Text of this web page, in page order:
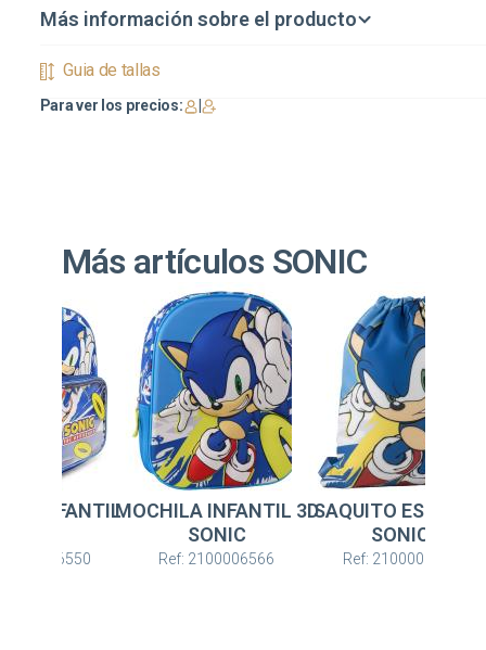
Más información sobre el producto
Guia de tallas
Para ver los precios:
Más artículos SONIC
INFANTIL
2100006550
MOCHILA INFANTIL 3D
SONIC
Ref: 2100006566
SAQUITO ESCOLAR
SONIC
Ref: 2100006592